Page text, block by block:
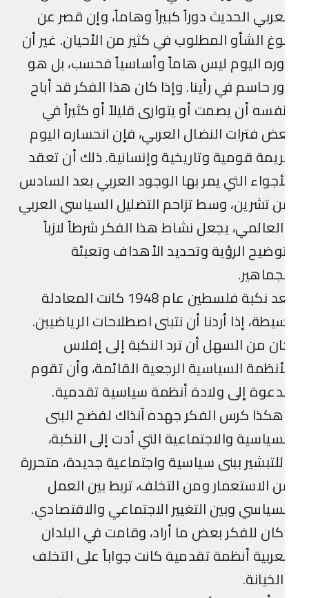
الحديث دوراً كبيراً وهاماً، وإن قصر عن
الشأو المطلوب في كثير من الأحيان. غير أن
اليوم ليس هاماً وأساسياً فحسب، بل هو
حاسم في رأينا. وإذا كان هذا الفكر قد أباح
أن يصمت أو يتوارى قليلاً أو كثيراً في
فترات النضال العربي، فإن انحساره اليوم
قومية وتاريخية وإنسانية. ذلك أن تعقد
التي يمر بها الوجود العربي بعد السادس
تشرين، وسط تزاحم التضليل السياسي العربي
يجعل نشاط هذا الفكر شرطاً لازباً
الرؤية وتحديد الأهداف وتعبئة
بعد نكبة فلسطين عام 1948 كانت المعادلة
إذا أردنا أن نتبنى اصطلاحات الرياضيين.
من السهل أن ترد النكبة إلى إفلاس
السياسية الرجعية القائمة، وأن تقوم
إلى ولادة أنظمة سياسية تقدمية.
كرس الفكر جهده آنذاك لفضح البنى
والاجتماعية التي أدت إلى النكبة،
ببنى سياسية واجتماعية جديدة، متحررة
الاستعمار ومن التخلف، تربط بين العمل
وبين التغيير الاجتماعي والاقتصادي.
للفكر بعض ما أراد، وقامت في البلدان
أنظمة تقدمية كانت جواباً على التخلف